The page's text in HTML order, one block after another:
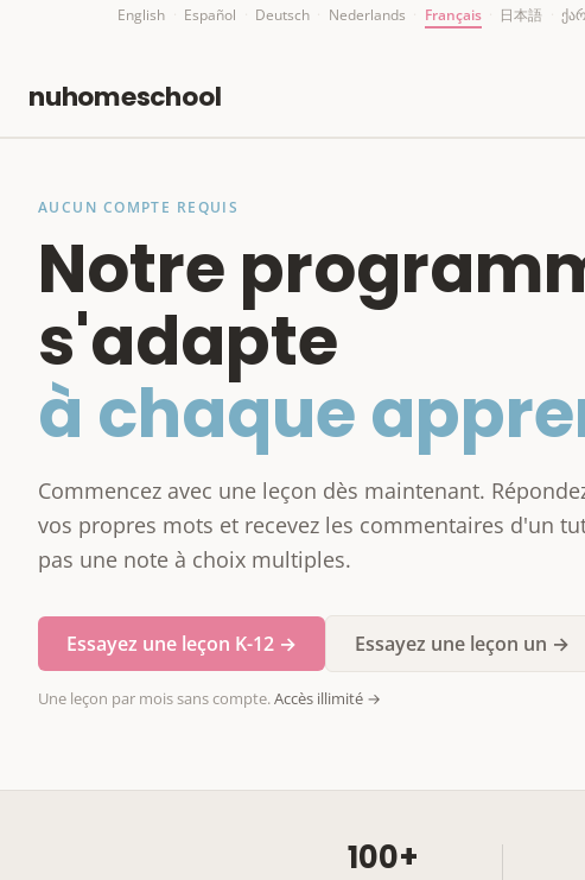
English Español Deutsch Nederlands Français 日本語
nuhomeschool
AUCUN COMPTE REQUIS
Notre
s'adapte
à chaque
Commencez avec une leçon dès maintenant.
vos propres mots et recevez les commentaires d'un
pas une note à choix multiples.
Essayez une leçon K-12 → Essayez une leçon un →
Une leçon par mois sans compte.Accès illimité →
100+